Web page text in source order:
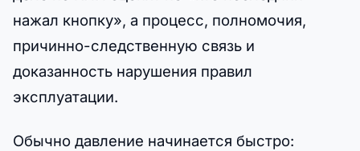
нажал кнопку», а процесс, полномочия,
причинно-следственную связь и
доказанность нарушения правил
эксплуатации.
Обычно давление начинается быстро: